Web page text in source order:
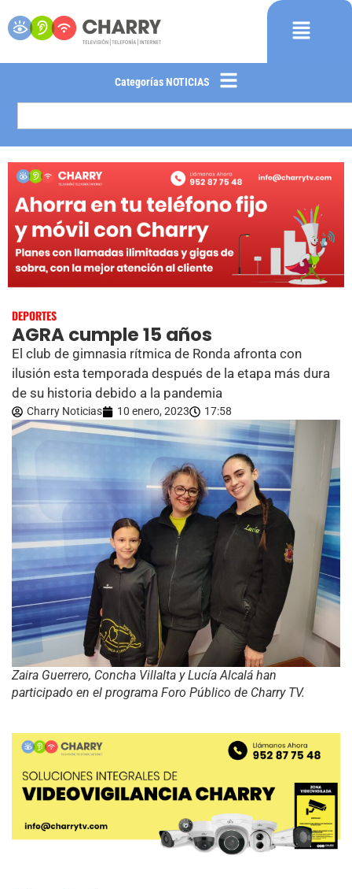
Categorías NOTICIAS
DEPORTES
AGRA cumple 15 años
El club de gimnasia rítmica de Ronda afronta con
ilusión esta temporada después de la etapa más dura
de su historia debido a la pandemia
Charry Noticias 10 enero, 2023 17:58
Zaira Guerrero, Concha Villalta y Lucía Alcalá han
participado en el programa Foro Público de Charry TV.